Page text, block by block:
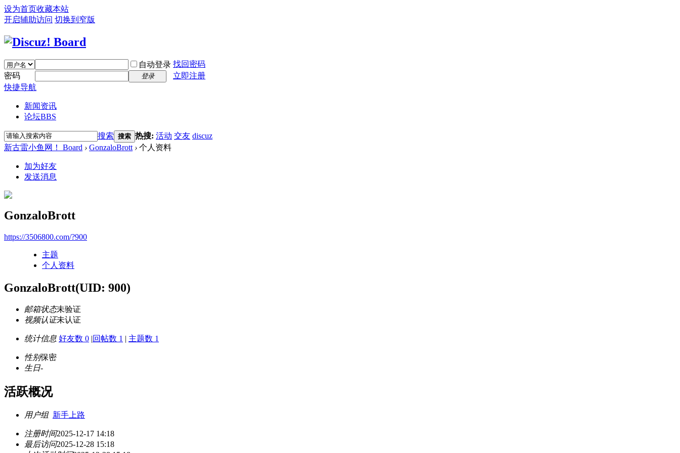
设为首页收藏本站
开启辅助访问 切换到窄版
自动登录 找回密码
密码
登录
立即注册
快捷导航
新闻资讯
论坛BBS
搜索 搜索 热搜: 活动 交友 discuz
新古雷小鱼网！ Board › GonzaloBrott › 个人资料
加为好友
发送消息
GonzaloBrott
https://3506800.com/?900
主题
个人资料
GonzaloBrott(UID: 900)
邮箱状态未验证
视频认证未认证
统计信息 好友数 0 |回帖数 1 | 主题数 1
性别保密
生日-
活跃概况
用户组 新手上路
注册时间2025-12-17 14:18
最后访问2025-12-28 15:18